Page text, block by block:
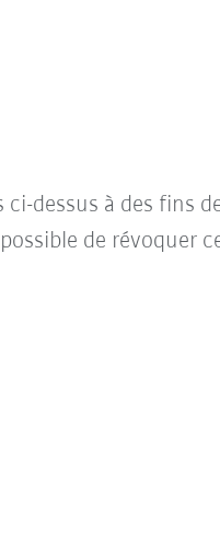
dessus à des fins
de révoquer